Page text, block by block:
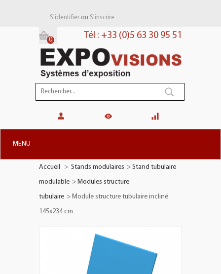
S'identifierou S'inscrire
Tél : +33 (0)5 63 30 95 51
Panier:
0
MENU
STANDS MODULAIRES
PLV TOTEMS
PLV EXTÉRIEURES
Accueil > Stands modulaires > Stand tubulaire
modulable > Modules structure
tubulaire > Module structure tubulaire incliné
145x234 cm